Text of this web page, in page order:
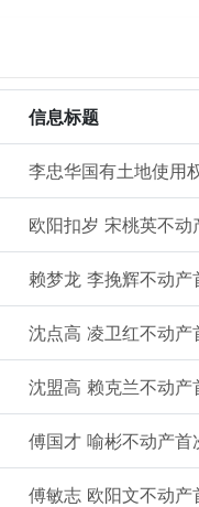
信息标题
李忠华国有土地使用
欧阳扣岁 宋桃英不
赖梦龙 李挽辉不动
沈点高 凌卫红不动
沈盟高 赖克兰不动
傅国才 喻彬不动产
傅敏志 欧阳文不动